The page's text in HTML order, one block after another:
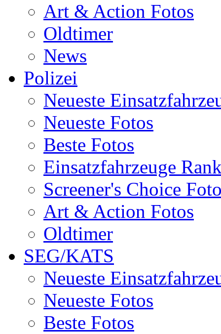
Art & Action Fotos
Oldtimer
News
Polizei
Neueste
Neueste Fotos
Beste Fotos
Einsatzfahrzeuge
Screener's Choice
Art & Action Fotos
Oldtimer
SEG/KATS
Neueste
Neueste Fotos
Beste Fotos